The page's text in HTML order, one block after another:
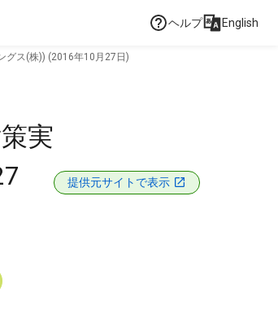
ヘルプ English
グス(株)) (2016年10月27日)
実
提供元サイトで表示